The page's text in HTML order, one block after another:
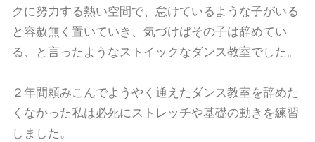
クに努力する熱い空間で、怠けているような子がいる
と容赦無く置いていき、気づけばその子は辞めてい
る、と言ったようなストイックなダンス教室でした。
２年間頼みこんでようやく通えたダンス教室を辞めた
くなかった私は必死にストレッチや基礎の動きを練習
しました。